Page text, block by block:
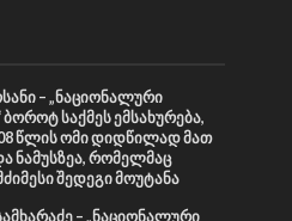
– „ნაციონალური
საქმეს ემსახურება,
წლის ომი დიდწილად მათ
ნამუსზეა, რომელმაც
შედეგი მოუტანა
– „ნაციონალური